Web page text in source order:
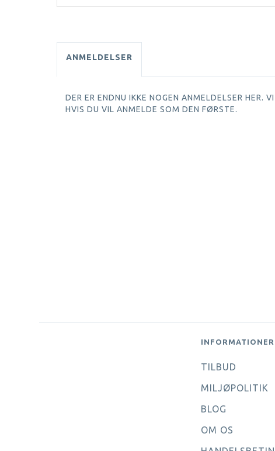
ANMELDELSER
DER ER ENDNU IKKE NOGEN ANMELDELSER HER.
HVIS DU VIL ANMELDE SOM DEN FØRSTE.
INFORMATIONER
TILBUD
MILJØPOLITIK
BLOG
OM OS